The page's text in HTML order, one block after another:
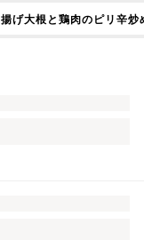
揚げ大根と鶏肉のピリ辛炒